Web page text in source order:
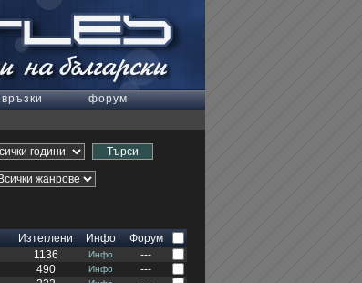
връзки
форум
Изтеглени Инфо
Форум
1136 Инфо
---
490 Инфо
---